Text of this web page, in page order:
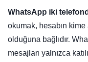
WhatsApp iki
okumak, hesabın
olduğuna bağlıdır.
mesajları yalnızca